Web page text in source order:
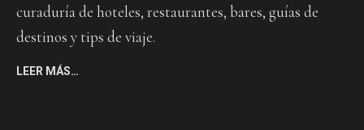
curaduría de hoteles, restaurantes, bares, guías de
destinos y tips de viaje.
LEER MÁS…